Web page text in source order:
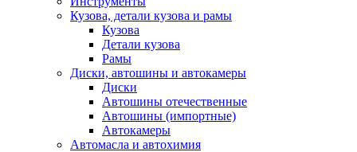
Кузова, детали кузова и рамы
Кузова
Детали кузова
Рамы
Диски, автошины и автокамеры
Диски
Автошины отечественные
Автошины (импортные)
Автокамеры
Автомасла и автохимия